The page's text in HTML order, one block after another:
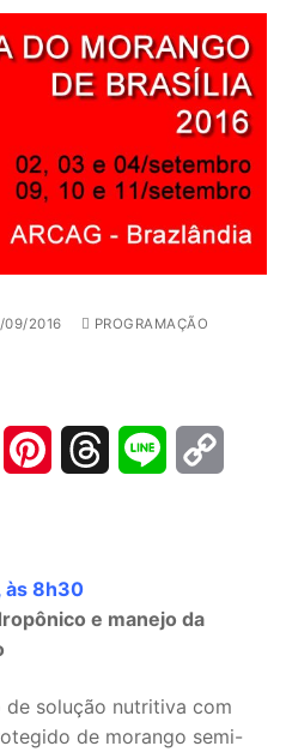
09/2016 PROGRAMAÇÃO
FacebookPinterestThreads Line
às 8h30
e manejo da
de solução nutritiva com
de morango semi-